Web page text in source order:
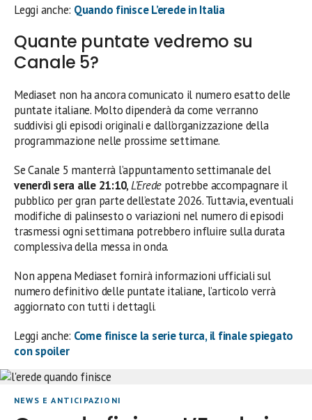
Leggi anche: Quando finisce L’erede in Italia
Quante puntate vedremo su
Canale 5?
Mediaset non ha ancora comunicato il numero esatto delle
puntate italiane. Molto dipenderà da come verranno
suddivisi gli episodi originali e dall’organizzazione della
programmazione nelle prossime settimane.
Se Canale 5 manterrà l’appuntamento settimanale del
venerdì sera alle 21:10,L’Erede potrebbe accompagnare il
pubblico per gran parte dell’estate 2026. Tuttavia, eventuali
modifiche di palinsesto o variazioni nel numero di episodi
trasmessi ogni settimana potrebbero influire sulla durata
complessiva della messa in onda.
Non appena Mediaset fornirà informazioni ufficiali sul
numero definitivo delle puntate italiane, l’articolo verrà
aggiornato con tutti i dettagli.
Leggi anche: Come finisce la serie turca, il finale spiegato
con spoiler
NEWS E ANTICIPAZIONI